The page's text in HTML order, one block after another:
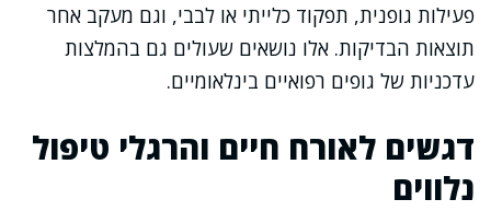
פעילות גופנית, תפקוד כלייתי או לבבי, וגם מעקב אחר
תוצאות הבדיקות. אלו נושאים שעולים גם בהמלצות
עדכניות של גופים רפואיים בינלאומיים.
דגשים לאורח חיים והרגלי טיפול
נלווים